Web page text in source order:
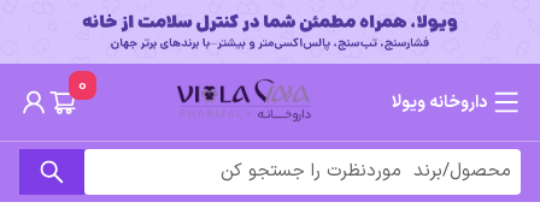
داروخانه ویولا
0